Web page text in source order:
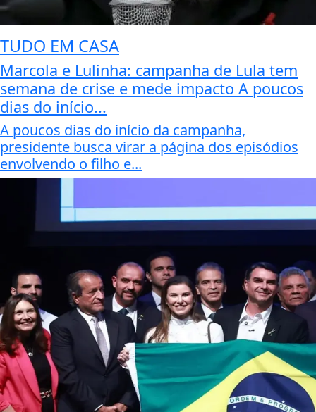
TUDO EM CASA
Marcola e Lulinha: campanha de Lula tem
semana de crise e mede impacto A poucos
dias do início...
A poucos dias do início da campanha,
presidente busca virar a página dos episódios
envolvendo o filho e...